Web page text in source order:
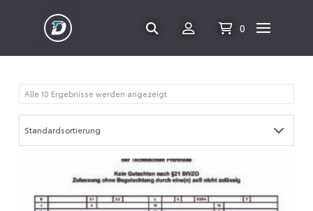
0
Alle 10 Ergebnisse werden angezeigt